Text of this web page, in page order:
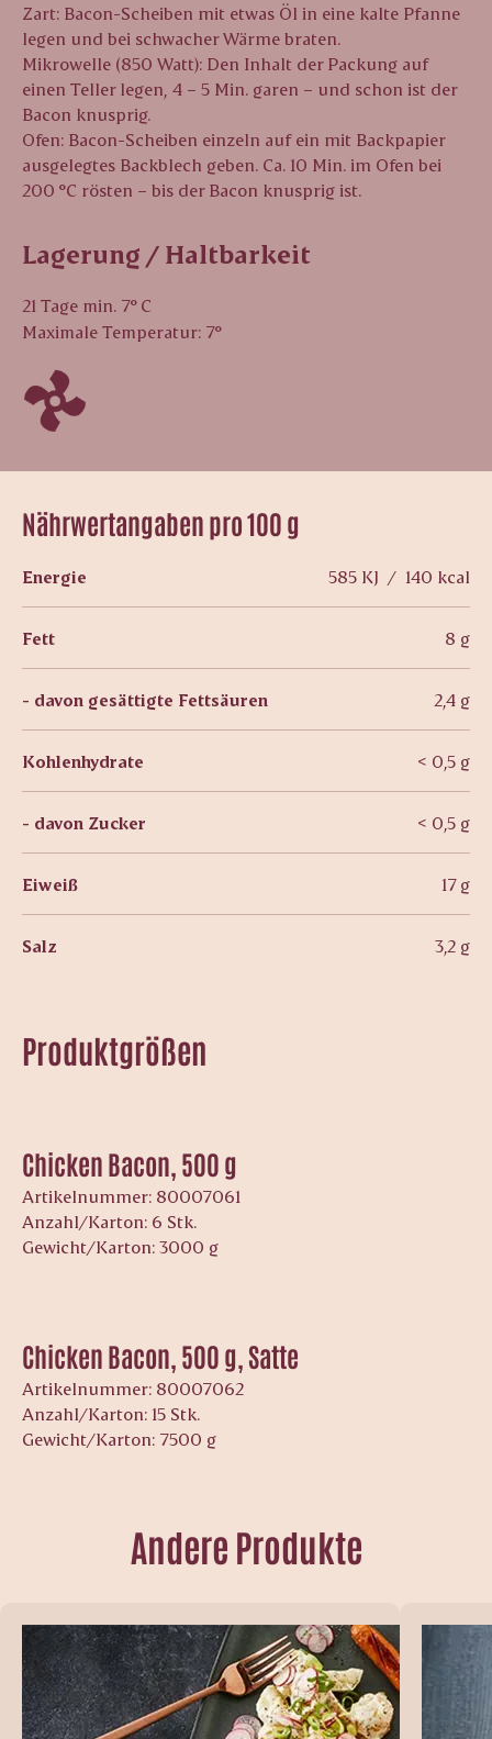
Nährwertangaben pro 100 g
Energie 585 KJ / 140 kcal
Fett 8 g
- davon gesättigte Fettsäuren 2,4 g
Kohlenhydrate < 0,5 g
- davon Zucker < 0,5 g
Eiweiß 17 g
Salz 3,2 g
Zart: Bacon-Scheiben mit etwas Öl in eine kalte Pfanne
legen und bei schwacher Wärme braten.
Mikrowelle (850 Watt): Den Inhalt der Packung auf
einen Teller legen, 4 – 5 Min. garen – und schon ist der
Bacon knusprig.
Ofen: Bacon-Scheiben einzeln auf ein mit Backpapier
ausgelegtes Backblech geben. Ca. 10 Min. im Ofen bei
200 °C rösten – bis der Bacon knusprig ist.
Lagerung / Haltbarkeit
21 Tage min. 7° C
Maximale Temperatur: 7°
Produktgrößen
Chicken Bacon, 500 g
Artikelnummer: 80007061
Anzahl/Karton: 6 Stk.
Gewicht/Karton: 3000 g
Chicken Bacon, 500 g, Satte
Artikelnummer: 80007062
Anzahl/Karton: 15 Stk.
Gewicht/Karton: 7500 g
Andere Produkte